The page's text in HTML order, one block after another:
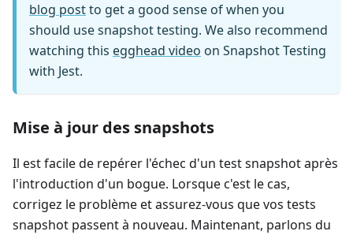
blog postto get a good sense of when you
should use snapshot testing. We also recommend
watching this egghead video on Snapshot Testing
with Jest.
Mise à jour des snapshots
Il est facile de repérer l'échec d'un test snapshot après
l'introduction d'un bogue. Lorsque c'est le cas,
corrigez le problème et assurez-vous que vos tests
snapshot passent à nouveau. Maintenant, parlons du